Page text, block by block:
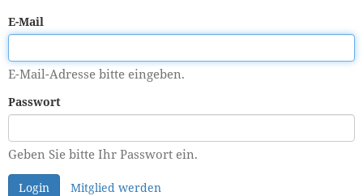
E-Mail
E-Mail-Adresse bitte eingeben.
Passwort
Geben Sie bitte Ihr Passwort ein.
Login Mitglied werden